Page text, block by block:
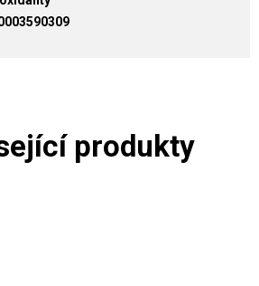
produkty